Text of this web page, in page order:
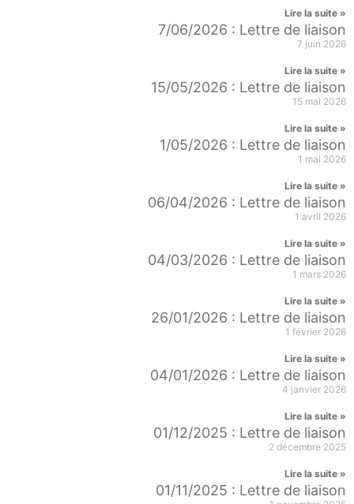
Lire la suite »
7/06/2026 : Lettre de liaison
7 juin 2026
Lire la suite »
15/05/2026 : Lettre de liaison
15 mai 2026
Lire la suite »
1/05/2026 : Lettre de liaison
1 mai 2026
Lire la suite »
06/04/2026 : Lettre de liaison
1 avril 2026
Lire la suite »
04/03/2026 : Lettre de liaison
1 mars 2026
Lire la suite »
26/01/2026 : Lettre de liaison
1 février 2026
Lire la suite »
04/01/2026 : Lettre de liaison
4 janvier 2026
Lire la suite »
01/12/2025 : Lettre de liaison
2 décembre 2025
Lire la suite »
01/11/2025 : Lettre de liaison